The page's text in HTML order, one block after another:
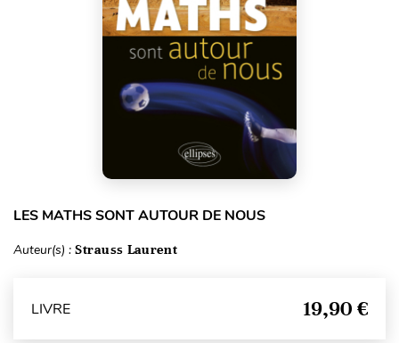
LES MATHS SONT AUTOUR DE NOUS
Auteur(s) : Strauss Laurent
LIVRE 19,90 €